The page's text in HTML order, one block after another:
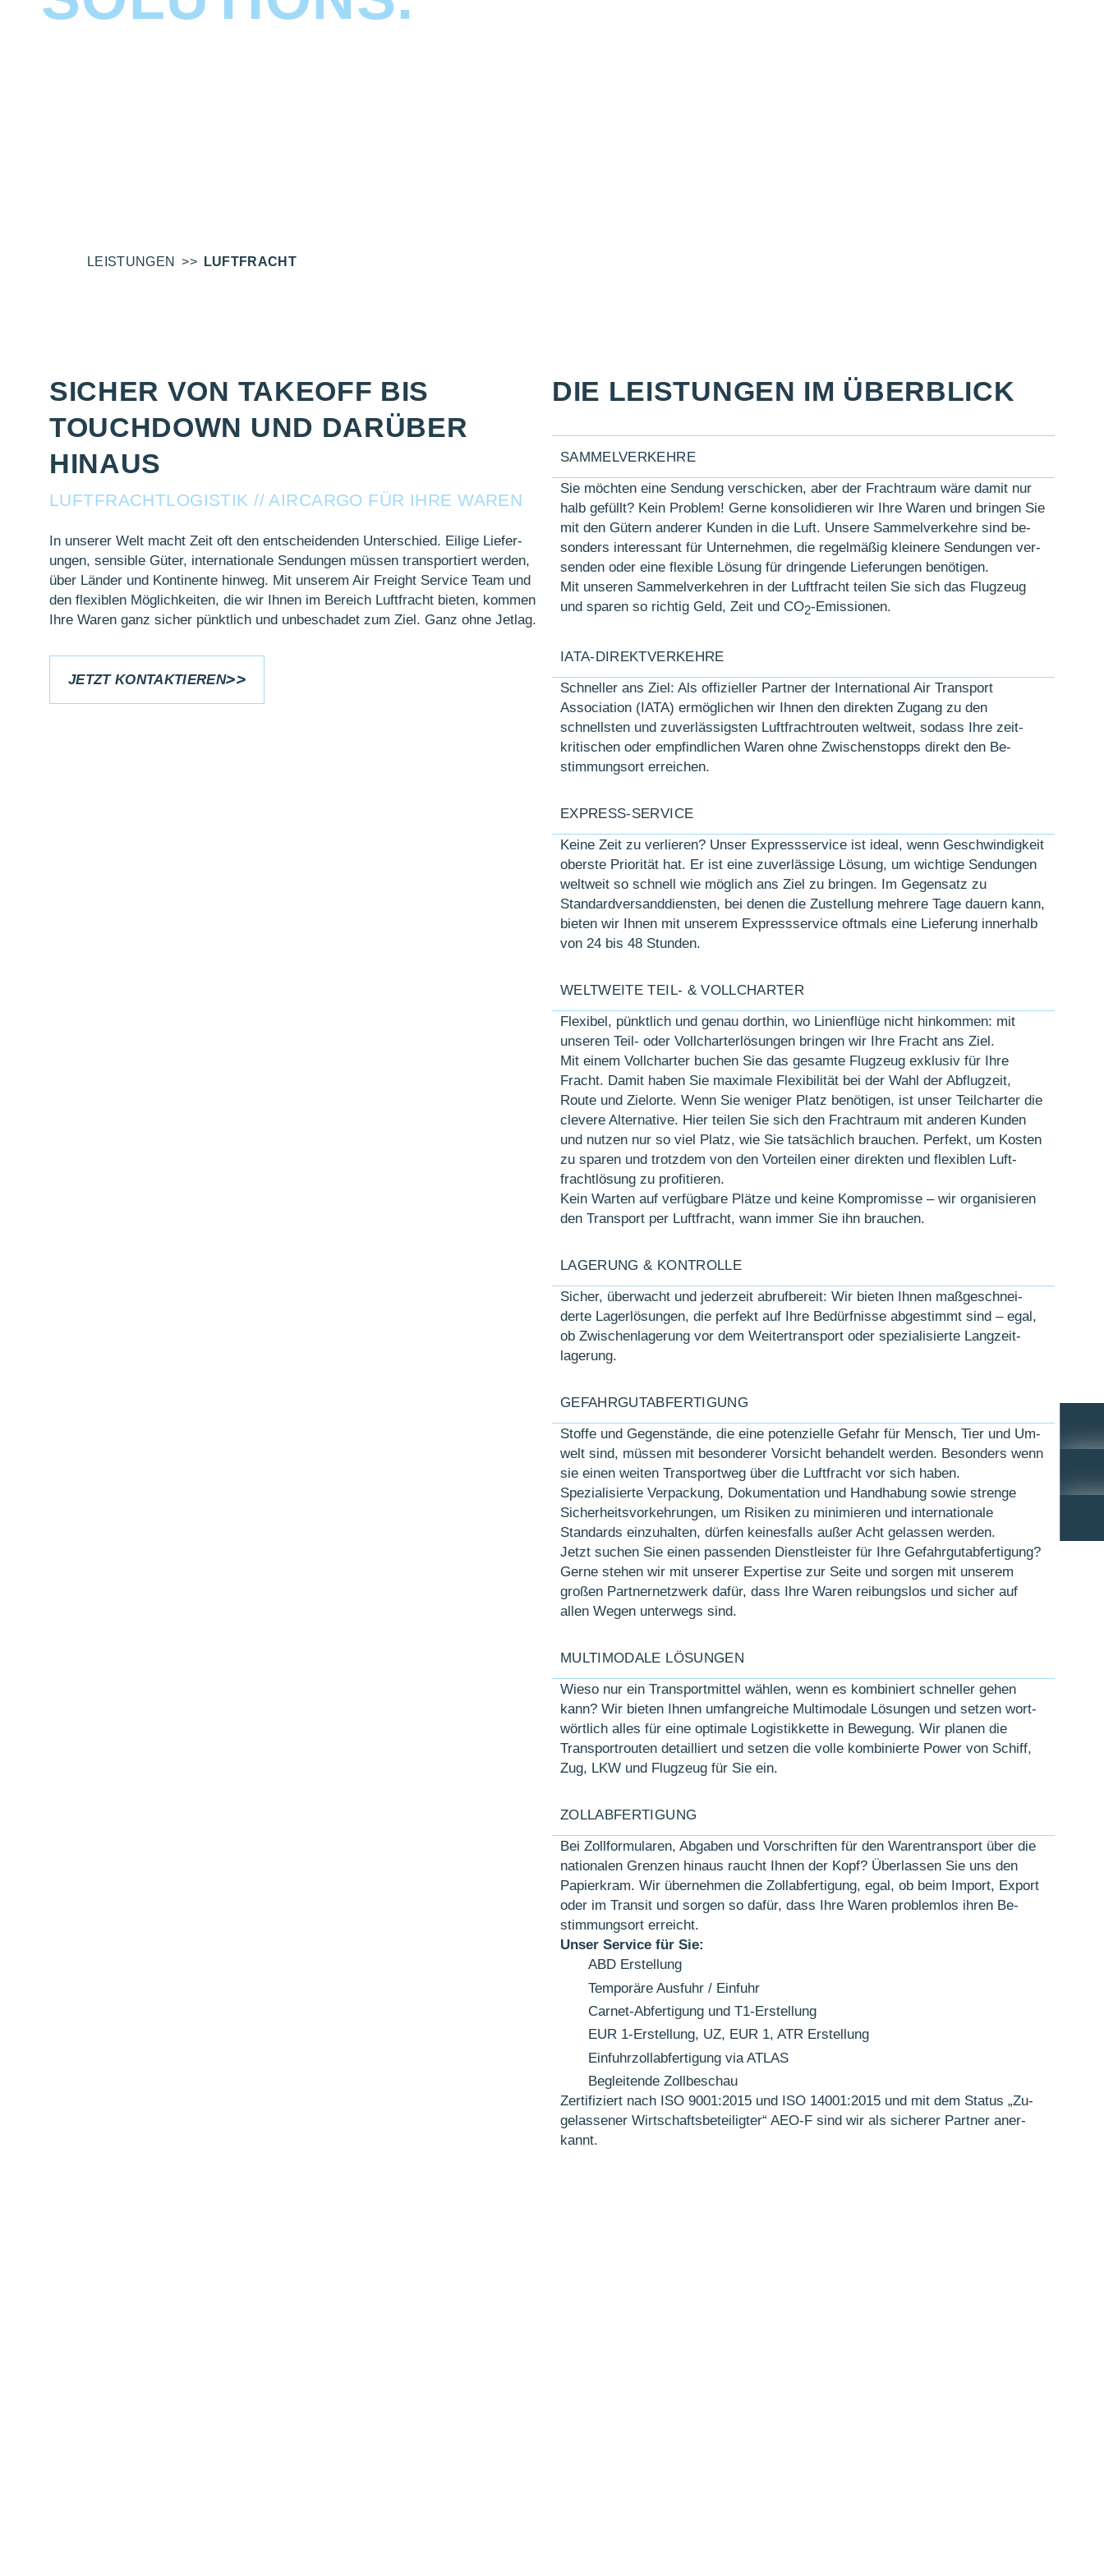
LEISTUNGEN LUFTFRACHT
SICHER VON TAKEOFF BIS
TOUCHDOWN UND DARÜBER
HINAUS
LUFT­FRACHT­LOGISTIK // AIR­CARGO FÜR IHRE WAREN
In unserer Welt macht Zeit oft den ent­schei­denden Unter­schied. Eilige Liefer­
ungen, sensible Güter, inter­nationale Sen­dungen müssen trans­portiert werden,
über Länder und Konti­nente hin­weg. Mit unserem Air Freight Service Team und
den flex­iblen Mög­lich­keiten, die wir Ihnen im Bereich Luft­fracht bieten, kommen
Ihre Waren ganz sicher pünkt­lich und un­be­schadet zum Ziel. Ganz ohne Jet­lag.
JETZT KONTAKTIEREN
DIE LEISTUNGEN IM ÜBERBLICK
SAMMELVERKEHRE
Sie möchten eine Sendung verschicken, aber der Fracht­raum wäre damit nur
halb gefüllt? Kein Problem! Gerne kon­soli­dieren wir Ihre Waren und bringen Sie
mit den Gütern anderer Kun­den in die Luft. Unsere Sammel­ver­kehre sind be­
sonders inter­essant für Unter­nehmen, die regel­mäßig kleinere Sen­dungen ver­
senden oder eine flex­ible Lösung für drin­gende Liefer­ungen be­nötigen.
Mit unseren Sammel­verkehren in der Luft­fracht teilen Sie sich das Flug­zeug
und sparen so richtig Geld, Zeit und CO2-Em­issi­onen.
IATA-DIREKTVERKEHRE
Schneller ans Ziel: Als offi­zieller Partner der International Air Transport
Association (IATA) er­mög­lichen wir Ihnen den direkten Zu­gang zu den
schnellsten und zu­ver­lässigsten Luft­fracht­routen welt­weit, sodass Ihre zeit­
kritischen oder em­pfind­lichen Waren ohne Zwischen­stopps direkt den Be­
stimmung­sort er­reichen.
EXPRESS-SERVICE
Keine Zeit zu verlieren? Unser Express­service ist ideal, wenn Ge­schwindig­keit
oberste Prio­rität hat. Er ist eine zu­ver­lässige Lö­sung, um wichtige Sendungen
welt­weit so schnell wie möglich ans Ziel zu brin­gen. Im Gegen­satz zu
Standard­ver­sand­diensten, bei denen die Zu­stellung mehrere Tage dauern kann,
bieten wir Ihnen mit unserem Express­ser­vice oftmals eine Liefer­ung innerhalb
von 24 bis 48 Stunden.
WELTWEITE TEIL- & VOLLCHARTER
Flexibel, pünktlich und genau dorthin, wo Linien­flüge nicht hin­kommen: mit
unseren Teil- oder Voll­charter­lösungen brin­gen wir Ihre Fracht ans Ziel.
Mit einem Voll­charter buchen Sie das gesamte Flug­zeug exklusiv für Ihre
Fracht. Damit haben Sie maxi­male Flex­ibili­tät bei der Wahl der Ab­flug­zeit,
Route und Ziel­orte. Wenn Sie weniger Platz be­nötigen, ist unser Teil­charter die
clevere Alter­native. Hier teilen Sie sich den Fracht­raum mit an­deren Kunden
und nutzen nur so viel Platz, wie Sie tat­säch­lich brauchen. Perfekt, um Kosten
zu sparen und trotz­dem von den Vor­teilen einer direkten und flex­iblen Luft­
fracht­lösung zu profi­tieren.
Kein Warten auf verfügbare Plätze und keine Kom­pro­misse – wir organi­sieren
den Trans­port per Luft­fracht, wann immer Sie ihn brauchen.
LAGERUNG & KONTROLLE
Sicher, überwacht und jederzeit ab­ruf­bereit: Wir bieten Ihnen maß­ge­schnei­
derte Lager­lösungen, die perfekt auf Ihre Be­dürf­nisse ab­ge­stimmt sind – egal,
ob Zwischen­lagerung vor dem Weiter­trans­port oder speziali­sierte Lang­zeit­
lager­ung.
GEFAHRGUTABFERTIGUNG
Stoffe und Gegenstände, die eine poten­zielle Gefahr für Mensch, Tier und Um­
welt sind, müssen mit be­sonderer Vor­sicht be­handelt werden. Besonders wenn
sie einen weiten Trans­port­weg über die Luft­fracht vor sich haben.
Speziali­sierte Ver­packung, Doku­menta­tion und Hand­habung sowie strenge
Sicher­heits­vor­kehrungen, um Risiken zu mini­mieren und inter­natio­nale
Standards ein­zu­halten, dürfen keines­falls außer Acht ge­lassen werden.
Jetzt suchen Sie einen passenden Dienstl­eister für Ihre Gefahr­gut­ab­ferti­gung?
Gerne stehen wir mit unserer Exper­tise zur Seite und sorgen mit unserem
großen Partner­netzwerk dafür, dass Ihre Waren rei­bungs­los und sicher auf
allen Wegen unter­wegs sind.
MULTIMODALE LÖSUNGEN
Wieso nur ein Transport­mittel wählen, wenn es kombi­niert schneller gehen
kann? Wir bieten Ihnen um­fang­reiche Multi­modale Lö­sungen und setzen wort­
wört­lich alles für eine opti­male Logistik­kette in Be­wegung. Wir planen die
Trans­port­routen detailliert und setzen die volle kombi­nierte Power von Schiff,
Zug, LKW und Flug­zeug für Sie ein.
ZOLLABFERTIGUNG
Bei Zollformularen, Abgaben und Vor­schrif­ten für den Waren­trans­port über die
natio­nalen Grenzen hinaus raucht Ihnen der Kopf? Über­lassen Sie uns den
Papier­kram. Wir über­nehmen die Zoll­ab­ferti­gung, egal, ob beim Import, Export
oder im Transit und sorgen so dafür, dass Ihre Waren problem­los ihren Be­
stimmungs­ort er­reicht.
Unser Service für Sie:
ABD Erstellung
Temporäre Ausfuhr / Einfuhr
Carnet-Abfertigung und T1-Erstellung
EUR 1-Erstellung, UZ, EUR 1, ATR Erstellung
Einfuhrzollabfertigung via ATLAS
Begleitende Zollbeschau
Zertifiziert nach ISO 9001:2015 und ISO 14001:2015 und mit dem Status „Zu­
ge­lassener Wirt­schafts­be­teiligter“ AEO-F sind wir als sicherer Partner an­er­
kannt.